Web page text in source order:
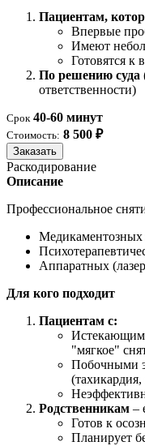
Пациентам,
Впервые
Имеют
Готовятся к
По решению суда
ответственности)
Срок 40-60 минут
Стоимость: 8 500 ₽
Заказать
Раскодирование
Описание
Профессиональное
Медикаментозных
Аппаратных
Для кого подходит
Пациентам с:
Истекающим
"мягкое"
Побочными
Родственникам –
Готов к
Планирует